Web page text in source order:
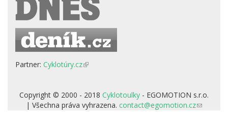
Partner: Cyklotúry.cz(odkaz
Copyright © 2000 - 2018 Cyklotoulky - EGOMOTION s.r.o.
| Všechna práva vyhrazena. contact@egomotion.cz(odkaz